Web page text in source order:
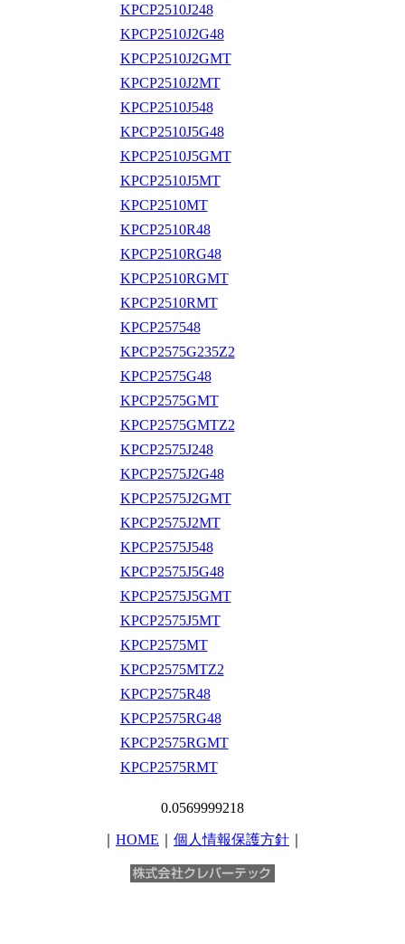
KPCP2510J248
KPCP2510J2G48
KPCP2510J2GMT
KPCP2510J2MT
KPCP2510J548
KPCP2510J5G48
KPCP2510J5GMT
KPCP2510J5MT
KPCP2510MT
KPCP2510R48
KPCP2510RG48
KPCP2510RGMT
KPCP2510RMT
KPCP257548
KPCP2575G235Z2
KPCP2575G48
KPCP2575GMT
KPCP2575GMTZ2
KPCP2575J248
KPCP2575J2G48
KPCP2575J2GMT
KPCP2575J2MT
KPCP2575J548
KPCP2575J5G48
KPCP2575J5GMT
KPCP2575J5MT
KPCP2575MT
KPCP2575MTZ2
KPCP2575R48
KPCP2575RG48
KPCP2575RGMT
KPCP2575RMT
0.0569999218
HOME 個人情報保護方針